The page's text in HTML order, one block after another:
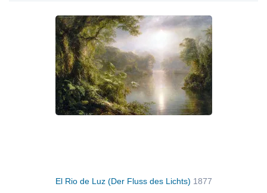
El Rio de Luz (Der Fluss des Lichts) 1877